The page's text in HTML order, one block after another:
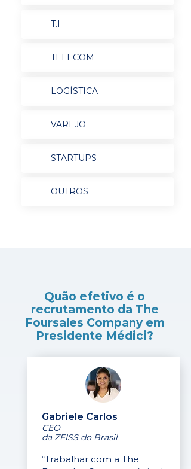
T.I
TELECOM
LOGÍSTICA
VAREJO
STARTUPS
OUTROS
Quão efetivo é o
recrutamento da The
Foursales Company em
Presidente Médici?
Gabriele Carlos
CEO
da ZEISS do Brasil
“Trabalhar com a The